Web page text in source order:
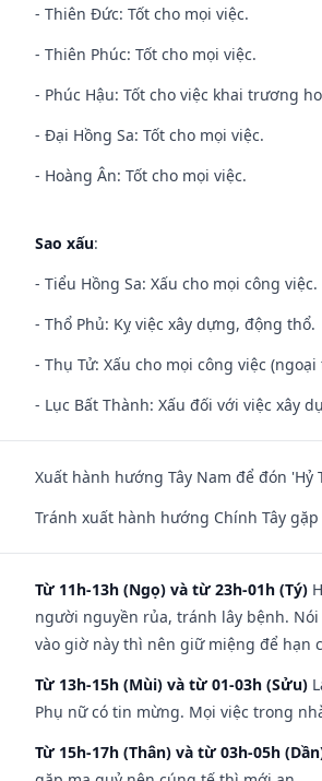
- Thiên Đức: Tốt cho mọi việc.
- Thiên Phúc: Tốt cho mọi việc.
- Phúc Hậu: Tốt cho việc khai trương
- Đại Hồng Sa: Tốt cho mọi việc.
- Hoàng Ân: Tốt cho mọi việc.
Sao xấu:
- Tiểu Hồng Sa: Xấu cho mọi công việc.
- Thổ Phủ: Kỵ việc xây dựng, động thổ.
- Thụ Tử: Xấu cho mọi công việc
- Lục Bất Thành: Xấu đối với việc xây
Xuất hành hướng Tây Nam để đón
Tránh xuất hành hướng Chính Tây gặp
Từ 11h-13h (Ngọ) và từ 23h-01h (Tý)
người nguyền rủa, tránh lây bệnh.
vào giờ này thì nên giữ miệng để hạn
Từ 13h-15h (Mùi) và từ 01-03h (Sửu)
Phụ nữ có tin mừng. Mọi việc trong
Từ 15h-17h (Thân) và từ 03h-05h